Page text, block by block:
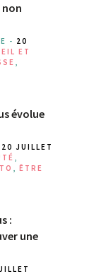
non
- 20
ET
,
évolue
20 JUILLET
,
, ÊTRE
:
une